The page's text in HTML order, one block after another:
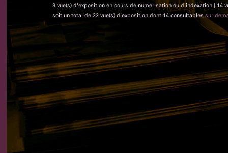
8 vue(s) d'exposition en cours de numérisation ou d'indexation | 14
soit un total de 22 vue(s) d'exposition dont 14 consultablessur